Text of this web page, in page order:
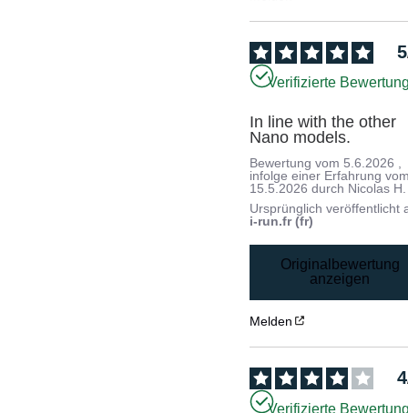
5
Verifizierte
In line with the other
Nano models.
Bewertung vom 5.6.2026
infolge einer Erfahrung
15.5.2026 durch Nicolas H.
Ursprünglich veröffentlicht
i-run.fr (fr)
Originalbewertung
anzeigen
Melden
4
Verifizierte